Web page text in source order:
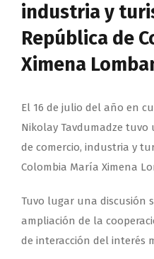
industria y
República de
Ximena
El 16 de julio del año en
Nikolay Tavdumadze
de comercio, industria y
Colombia María Ximena
Tuvo lugar una discusión
ampliación de la
de interacción del interés